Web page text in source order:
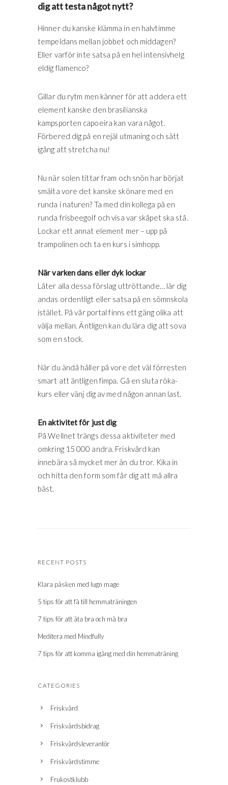
dig att testa något nytt?
Hinner du kanske klämma in en halvtimme
tempeldans mellan jobbet och middagen?
Eller varför inte satsa på en hel intensivhelg
eldig flamenco?
Gillar du rytm men känner för att addera ett
element kanske den brasilianska
kampsporten capoeira kan vara något.
Förbered dig på en rejäl utmaning och sätt
igång att stretcha nu!
Nu när solen tittar fram och snön har börjat
smälta vore det kanske skönare med en
runda i naturen? Ta med din kollega på en
runda frisbeegolf och visa var skåpet ska stå.
Lockar ett annat element mer – upp på
trampolinen och ta en kurs i simhopp.
När varken dans eller dyk lockar
Låter alla dessa förslag uttröttande… lär dig
andas ordentligt eller satsa på en sömnskola
istället. På vår portal finns ett gäng olika att
välja mellan. Äntligen kan du lära dig att sova
som en stock.
När du ändå håller på vore det väl förresten
smart att äntligen fimpa. Gå en sluta röka-
kurs eller vänj dig av med någon annan last.
En aktivitet för just dig
På Wellnet trängs dessa aktiviteter med
omkring 15 000 andra. Friskvård kan
innebära så mycket mer än du tror. Kika in
och hitta den form som får dig att må allra
bäst.
RECENT POSTS
Klara påsken med lugn mage
5 tips för att få till hemmaträningen
7 tips för att äta bra och må bra
Meditera med Mindfully
7 tips för att komma igång med din hemmaträning
CATEGORIES
Friskvård
Friskvårdsbidrag
Friskvårdsleverantör
Friskvårdstimme
Frukostklubb